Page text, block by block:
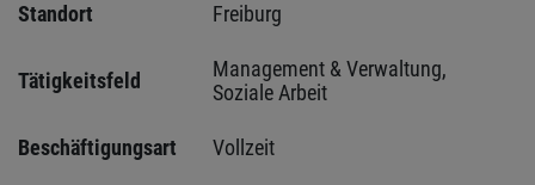
Standort
Freiburg
Tätigkeitsfeld
Management & Verwaltung,
Soziale Arbeit
Beschäftigungsart Vollzeit